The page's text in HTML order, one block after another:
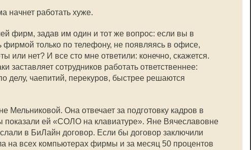
начнет работать хуже.
фирм, задав им один и тот же вопрос: если вы в
фирмой только по телефону, не появляясь в офисе,
или нет? И все сто мне ответили: конечно, скажется.
заставляет сотрудников работать ответственнее:
делу, чаепитий, перекуров, быстрее решаются
Мельниковой. Она отвечает за подготовку кадров в
ей «СОЛО на клавиатуре». Яне Вячеславовне
в БиЛайн договор. Если бы договор заключили
на всех компьютерах фирмы и за месяц 50 процентов